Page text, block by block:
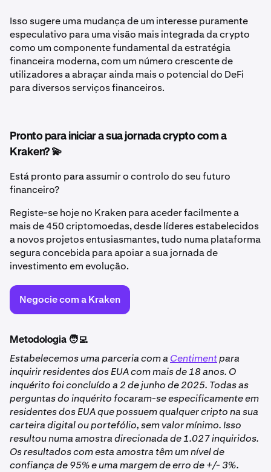
Isso sugere uma mudança de um interesse puramente
especulativo para uma visão mais integrada da crypto
como um componente fundamental da estratégia
financeira moderna, com um número crescente de
utilizadores a abraçar ainda mais o potencial do DeFi
para diversos serviços financeiros.
Pronto para iniciar a sua jornada crypto com a
Kraken? 💫
Está pronto para assumir o controlo do seu futuro
financeiro?
Registe-se hoje no Kraken para aceder facilmente a
mais de 450 criptomoedas, desde líderes estabelecidos
a novos projetos entusiasmantes, tudo numa plataforma
segura concebida para apoiar a sua jornada de
investimento em evolução.
Negocie com a Kraken
Metodologia 🧑‍💻
Estabelecemos uma parceria com a Centimentpara
inquirir residentes dos EUA com mais de 18 anos. O
inquérito foi concluído a 2 de junho de 2025. Todas as
perguntas do inquérito focaram-se especificamente em
residentes dos EUA que possuem qualquer cripto na sua
carteira digital ou portefólio, sem valor mínimo. Isso
resultou numa amostra direcionada de 1.027 inquiridos.
Os resultados com esta amostra têm um nível de
confiança de 95% e uma margem de erro de +/- 3%.